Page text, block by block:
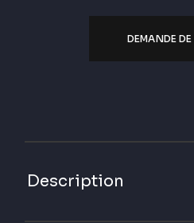
DEMANDE DE
Description